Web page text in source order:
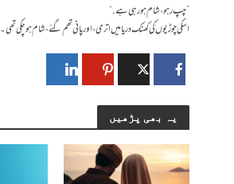
”چپ رہو، شام ہو رہی ہے.“
اسکی چوڑیوں کی کھنک دریا میں اتری ، اور پانی تھم گئے،شام ہو چکی تھی۔
یہ بھی پڑھیں